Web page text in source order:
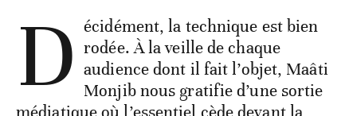
D écidément, la technique est bien
rodée. À la veille de chaque
audience dont il fait l’objet, Maâti
Monjib nous gratifie d’une sortie